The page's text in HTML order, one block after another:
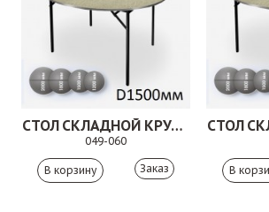
СТОЛ СКЛАДНОЙ КРУГЛЫЙ.049-060
049-060
Заказ